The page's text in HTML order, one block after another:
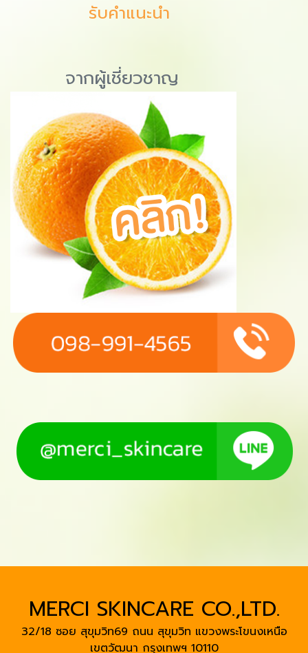
รับคำแนะนำ
จากผู้เชี่ยวชาญ
MERCI SKINCARE CO.,LTD.
32/18 ซอย สุขุมวิท69 ถนน สุขุมวิท แขวงพระโขนงเหนือ
เขตวัฒนา กรุงเทพฯ 10110